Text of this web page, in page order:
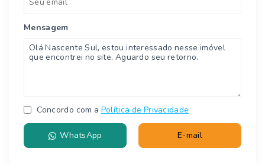
Mensagem
Concordo com a Política de Privacidade
WhatsApp E-mail